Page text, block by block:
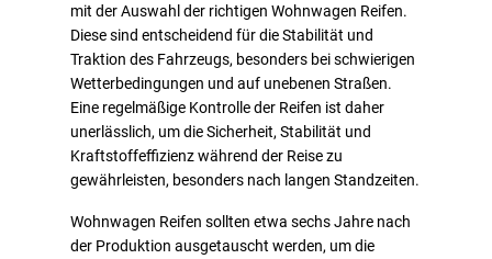
mit der Auswahl der richtigen Wohnwagen Reifen.
Diese sind entscheidend für die Stabilität und
Traktion des Fahrzeugs, besonders bei schwierigen
Wetterbedingungen und auf unebenen Straßen.
Eine regelmäßige Kontrolle der Reifen ist daher
unerlässlich, um die Sicherheit, Stabilität und
Kraftstoffeffizienz während der Reise zu
gewährleisten, besonders nach langen Standzeiten.
Wohnwagen Reifen sollten etwa sechs Jahre nach
der Produktion ausgetauscht werden, um die